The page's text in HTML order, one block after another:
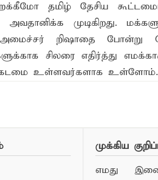
தமிழ் தேசிய
அவதானிக்க முடிகிறது.
றிஷாதை போன்று
சிலரை எதிர்த்து
உள்ளவர்களாக உள்ளோம்.
முக்கிய
எமது